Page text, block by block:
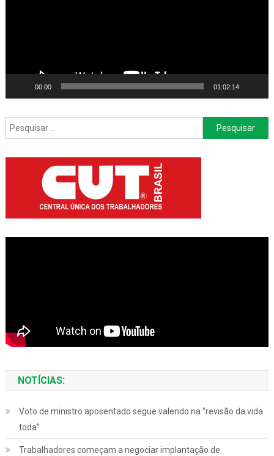
00:00 01:02:14
Pesquisar
por:
NOTÍCIAS:
Voto de ministro aposentado segue valendo na “revisão da vida
toda”
Trabalhadores começam a negociar implantação de